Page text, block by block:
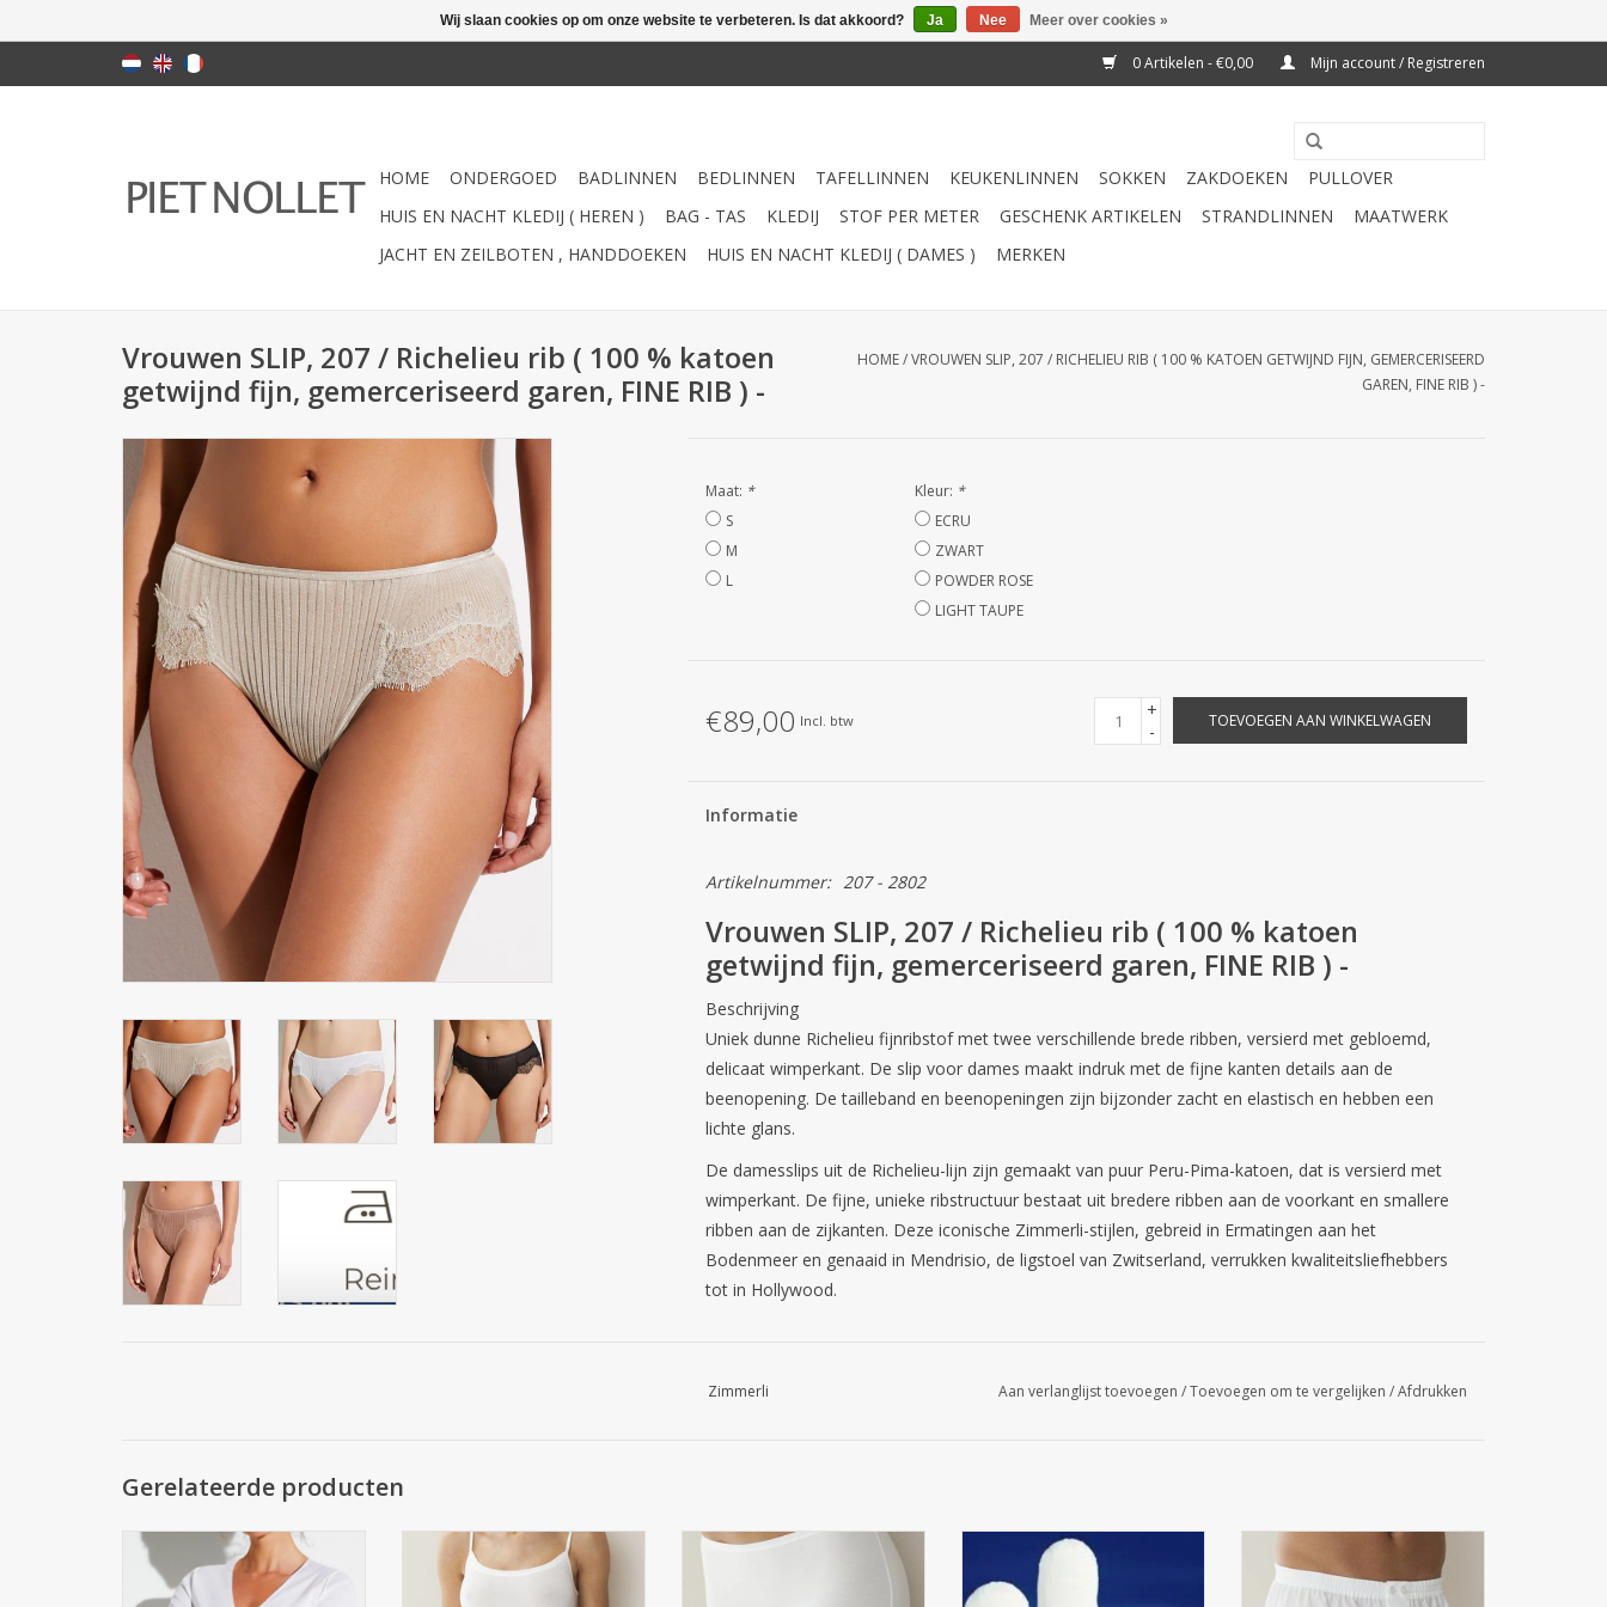
0 Artikelen - €0,00 Mijn account / Registreren
HOME ONDERGOED BADLINNEN BEDLINNEN TAFELLINNEN KEUKENLINNEN SOKKEN ZAKDOEKEN
PULLOVER
HUIS EN NACHT KLEDIJ ( HEREN )
BAG - TAS KLEDIJ STOF PER METER GESCHENK ARTIKELEN STRANDLINNEN
MAATWERK
JACHT EN ZEILBOTEN , HANDDOEKEN
HUIS EN NACHT KLEDIJ ( DAMES ) MERKEN
Vrouwen SLIP, 207 / Richelieu rib ( 100 % katoen
getwijnd fijn, gemerceriseerd garen, FINE RIB ) -
HOME/VROUWEN SLIP, 207 / RICHELIEU RIB ( 100 % KATOEN GETWIJND FIJN, GEMERCERISEERD
GAREN, FINE RIB ) -
Maat: *
S
M
L
Kleur: *
ECRU
ZWART
POWDER ROSE
LIGHT TAUPE
€89,00 Incl. btw
+
-
TOEVOEGEN AAN WINKELWAGEN
Informatie
Artikelnummer: 207 - 2802
Vrouwen SLIP, 207 / Richelieu rib ( 100 % katoen
getwijnd fijn, gemerceriseerd garen, FINE RIB ) -
Beschrijving
Uniek dunne Richelieu fijnribstof met twee verschillende brede ribben, versierd met gebloemd,
delicaat wimperkant. De slip voor dames maakt indruk met de fijne kanten details aan de
beenopening. De tailleband en beenopeningen zijn bijzonder zacht en elastisch en hebben een
lichte glans.
De damesslips uit de Richelieu-lijn zijn gemaakt van puur Peru-Pima-katoen, dat is versierd met
wimperkant. De fijne, unieke ribstructuur bestaat uit bredere ribben aan de voorkant en smallere
ribben aan de zijkanten. Deze iconische Zimmerli-stijlen, gebreid in Ermatingen aan het
Bodenmeer en genaaid in Mendrisio, de ligstoel van Zwitserland, verrukken kwaliteitsliefhebbers
tot in Hollywood.
Zimmerli Aan verlanglijst toevoegen /Toevoegen om te vergelijken /Afdrukken
Gerelateerde producten
266 KATOEN DE LUXE SHIRT SS
100% katoen getwijnd fijn,
700 PURENESS SPAGHETTI TOP
95% micromodal, 5% ELASTANE,
700 PURENESS PANTY 95%
MICROMODAL, 5% ELASTANE,
ENKELE JERSEY De pure collectie
Tijk: 100% katoen medicott®
behandeld
Kleur: wit
8008 WOVEN NIGHTWEAR
BOXER SHORTS
Wij slaan cookies op om onze website te verbeteren. Is dat akkoord? Ja Nee Meer over cookies »